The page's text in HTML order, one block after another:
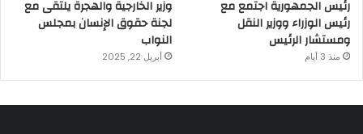
رئيس الجمهورية اجتمع مع
رئيس الوزراء ووزير النقل
ومستشار الرئيس
منذ 3 أيام
وزير الخارجية والهجرة يلتقى مع
لجنة حقوق الإنسان بمجلس
النواب
أبريل 22, 2025